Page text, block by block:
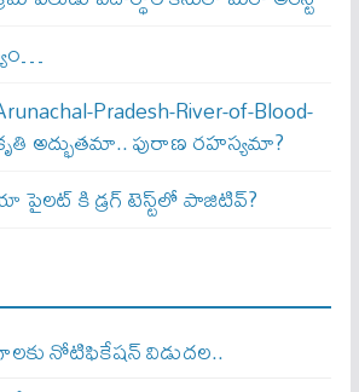
Pradesh-River-of-Blood-
అద్భుతమా.. పురాణ రహస్యమా?
కి డ్రగ్‌ టెస్ట్‌లో పాజిటివ్‌?
నోటిఫికేషన్ విడుదల..